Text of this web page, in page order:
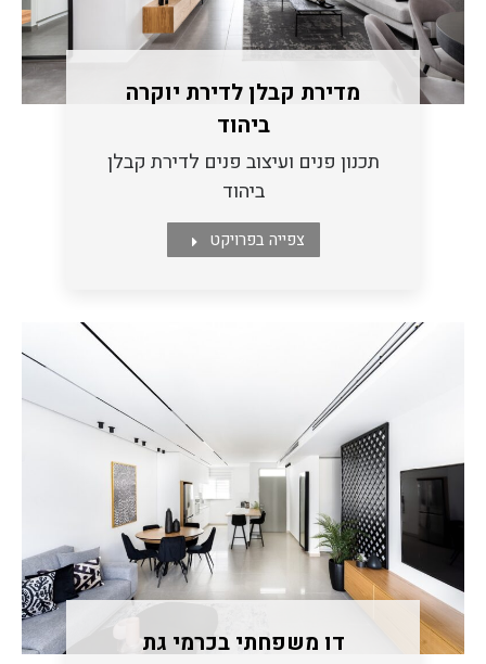
מדירת קבלן לדירת יוקרה
ביהוד
תכנון פנים ועיצוב פנים לדירת קבלן
ביהוד
צפייה בפרויקט
דו משפחתי בכרמי גת